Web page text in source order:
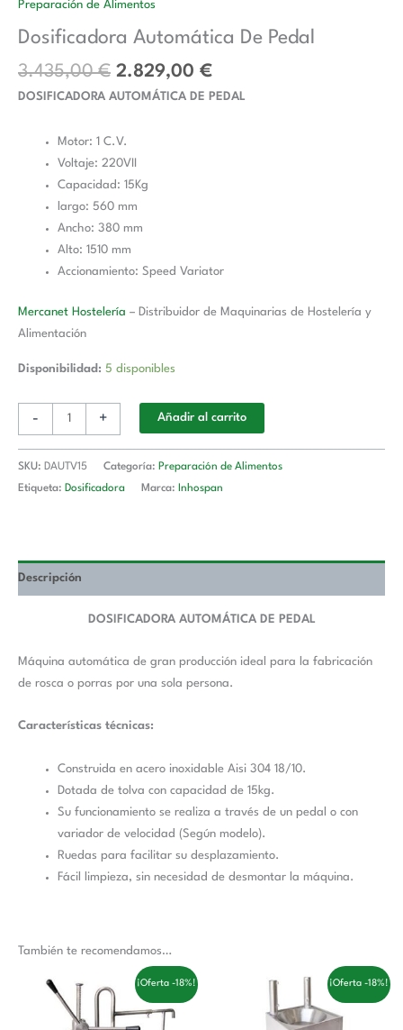
Preparación de Alimentos
Dosificadora Automática De Pedal
3.435,00€
era:
3.435,00 €.
2.829,00 €
es:
2.829,00 €.
DOSIFICADORA AUTOMÁTICA DE PEDAL
Motor: 1 C.V.
Voltaje: 220VII
Capacidad: 15Kg
largo: 560 mm
Ancho: 380 mm
Alto: 1510 mm
Accionamiento: Speed Variator
Mercanet Hostelería – Distribuidor de Maquinarias de Hostelería y
Alimentación
Disponibilidad: 5 disponibles
-
Pedal
cantidad
+ Añadir al carrito
SKU: DAUTV15 Categoría: Preparación de Alimentos
Etiqueta: Dosificadora Marca: Inhospan
Descripción
DOSIFICADORA AUTOMÁTICA DE PEDAL
Máquina automática de gran producción ideal para la fabricación
de rosca o porras por una sola persona.
Características técnicas:
Construida en acero inoxidable Aisi 304 18/10.
Dotada de tolva con capacidad de 15kg.
Su funcionamiento se realiza a través de un pedal o con
variador de velocidad (Según modelo).
Ruedas para facilitar su desplazamiento.
Fácil limpieza, sin necesidad de desmontar la máquina.
También te recomendamos…
¡Oferta -18%!
precio
original
era:
El
precio
actual
es:
¡Oferta -18%!
original
era:
El
es: